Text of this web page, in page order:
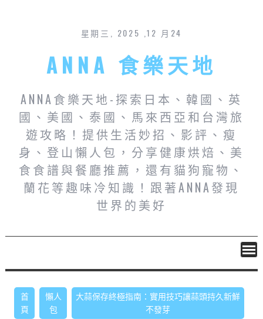
星期三, 2025 ,12 月24
ANNA 食樂天地
ANNA食樂天地-探索日本、韓國、英
國、美國、泰國、馬來西亞和台灣旅
遊攻略！提供生活妙招、影評、瘦
身、登山懶人包，分享健康烘焙、美
食食譜與餐廳推薦，還有貓狗寵物、
蘭花等趣味冷知識！跟著ANNA發現
世界的美好
首
頁
懶人
包
大蒜保存終極指南：實用技巧讓蒜頭持久新鮮
不發芽